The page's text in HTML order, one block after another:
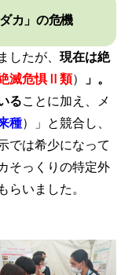
カ」の危機
したが、 現在は絶
滅危惧Ⅱ類）
」。
ることに加え、メ
種）」と競合し、
では希少になって
そっくりの特定外
らいました。